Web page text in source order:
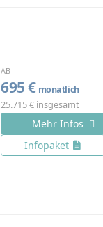
AB
695 € monatlich
25.715 € insgesamt
Mehr Infos
Infopaket